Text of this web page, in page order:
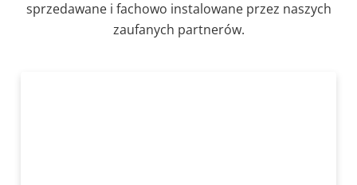
sprzedawane i fachowo instalowane przez naszych
zaufanych partnerów.